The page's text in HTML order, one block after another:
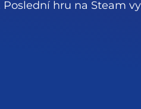
hru na Steam